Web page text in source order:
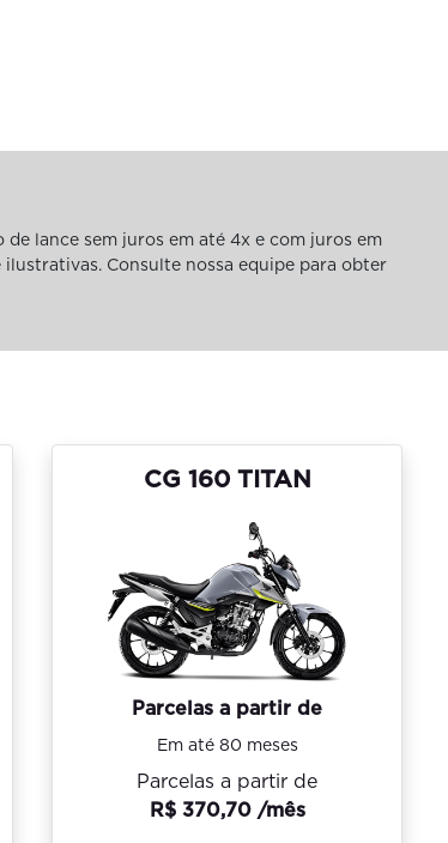
lance sem juros em até 4x e com juros em
Consulte nossa equipe para obter
CG 160 TITAN
Parcelas a partir de
Em até 80 meses
Parcelas a partir de
R$ 370,70 /mês